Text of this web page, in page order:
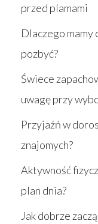
przed plamami
Dlaczego mamy
pozbyć?
Świece
uwagę przy
Przyjaźń w
znajomych?
Aktywność
plan dnia?
Jak dobrze